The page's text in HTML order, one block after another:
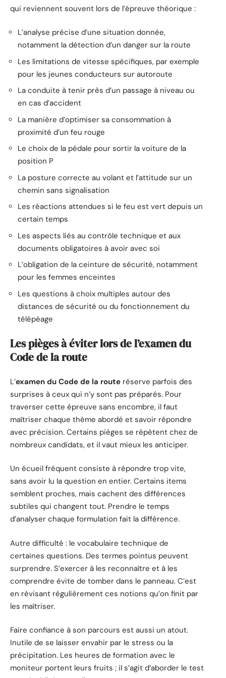
qui reviennent souvent lors de l’épreuve théorique :
L’analyse précise d’une situation donnée,
notamment la détection d’un danger sur la route
Les limitations de vitesse spécifiques, par exemple
pour les jeunes conducteurs sur autoroute
La conduite à tenir près d’un passage à niveau ou
en cas d’accident
La manière d’optimiser sa consommation à
proximité d’un feu rouge
Le choix de la pédale pour sortir la voiture de la
position P
La posture correcte au volant et l’attitude sur un
chemin sans signalisation
Les réactions attendues si le feu est vert depuis un
certain temps
Les aspects liés au contrôle technique et aux
documents obligatoires à avoir avec soi
L’obligation de la ceinture de sécurité, notamment
pour les femmes enceintes
Les questions à choix multiples autour des
distances de sécurité ou du fonctionnement du
télépéage
Les pièges à éviter lors de l’examen du
Code de la route
L’examen du Code de la route réserve parfois des
surprises à ceux qui n’y sont pas préparés. Pour
traverser cette épreuve sans encombre, il faut
maîtriser chaque thème abordé et savoir répondre
avec précision. Certains pièges se répètent chez de
nombreux candidats, et il vaut mieux les anticiper.
Un écueil fréquent consiste à répondre trop vite,
sans avoir lu la question en entier. Certains items
semblent proches, mais cachent des différences
subtiles qui changent tout. Prendre le temps
d’analyser chaque formulation fait la différence.
Autre difficulté : le vocabulaire technique de
certaines questions. Des termes pointus peuvent
surprendre. S’exercer à les reconnaître et à les
comprendre évite de tomber dans le panneau. C’est
en révisant régulièrement ces notions qu’on finit par
les maîtriser.
Faire confiance à son parcours est aussi un atout.
Inutile de se laisser envahir par le stress ou la
précipitation. Les heures de formation avec le
moniteur portent leurs fruits ; il s’agit d’aborder le test